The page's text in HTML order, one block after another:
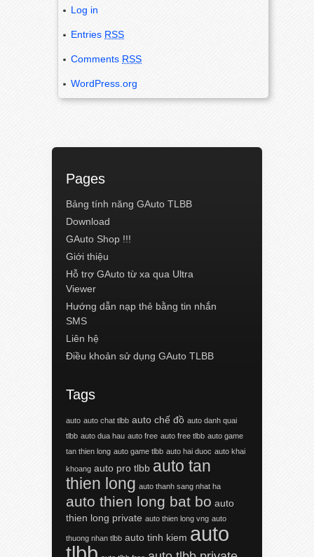
Log in
Entries RSS
Comments RSS
WordPress.org
Pages
Bảng tính năng GAuto TLBB
Download
GAuto Shop !!!
Giới thiệu
Hỗ trợ GAuto từ xa qua Ultra
Viewer
Hướng dẫn nạp thẻ bằng tin nhắn
SMS
Liên hệ
Điều khoản sử dụng GAuto TLBB
Tags
auto auto chat tlbb auto chế đồ auto danh quai
tlbb auto dua hau auto free auto free tlbb auto game
tan thien long auto game tlbb auto hai duoc auto khai
khoang auto pro tlbb auto tan
thien long auto thanh sang nhat ha
auto thien long bat bo auto
thien long private auto thien long vng auto
thuong nhan tlbb auto tinh kiem auto